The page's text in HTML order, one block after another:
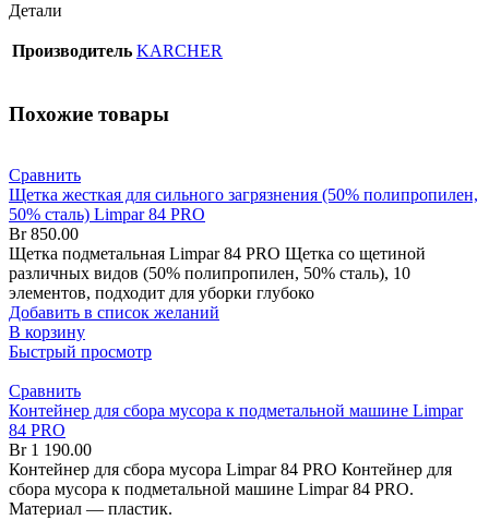
Детали
Производитель KARCHER
Похожие товары
Сравнить
Щетка жесткая для сильного загрязнения (50% полипропилен,
50% сталь) Limpar 84 PRO
Br850.00
Щетка подметальная Limpar 84 PRO Щетка со щетиной
различных видов (50% полипропилен, 50% сталь), 10
элементов, подходит для уборки глубоко
Добавить в список желаний
В корзину
Быстрый просмотр
Сравнить
Контейнер для сбора мусора к подметальной машине Limpar
84 PRO
Br1 190.00
Контейнер для сбора мусора Limpar 84 PRO Контейнер для
сбора мусора к подметальной машине Limpar 84 PRO.
Материал — пластик.